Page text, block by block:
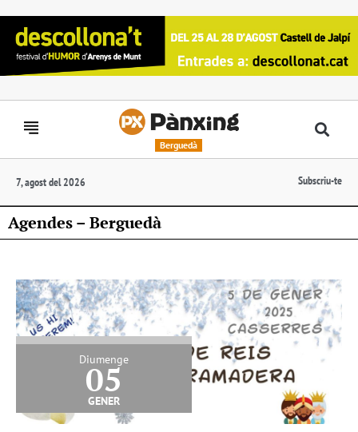
Berguedà
7, agost del 2026 Subscriu-te
Agendes – Berguedà
Diumenge
05
gener